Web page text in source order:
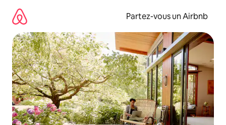
directement
contenu
Partez-vous un Airbnb